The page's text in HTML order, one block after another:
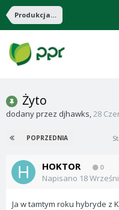
Produkcja roślinna
Żyto
dodany przez djhawks,28
POPRZEDNIA
HOKTOR 0
Napisano 18
Ja w tamtym roku hybryde z